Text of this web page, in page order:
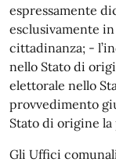
espressamente
esclusivamente
cittadinanza; -
nello Stato di
elettorale nello
provvedimento
Stato di origine
Gli Uffici